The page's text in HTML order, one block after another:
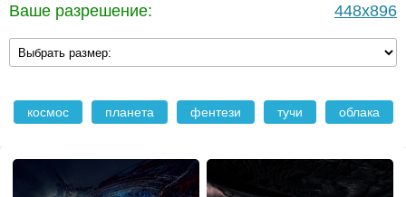
Ваше разрешение: 448x896
космос планета фентези тучи облака